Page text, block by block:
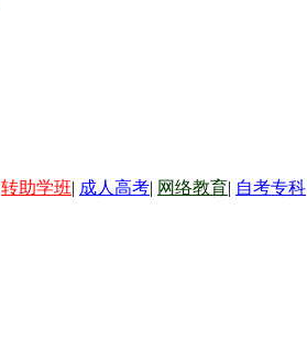
转助学班| 成人高考| 网络教育| 自考专科